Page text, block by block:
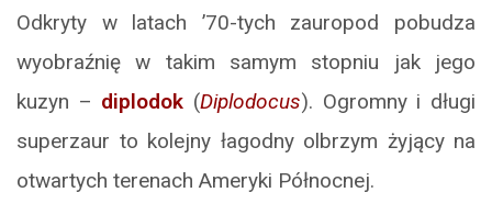
Odkryty w latach ’70-tych zauropod pobudza
wyobraźnię w takim samym stopniu jak jego
kuzyn – diplodok (Diplodocus). Ogromny i długi
superzaur to kolejny łagodny olbrzym żyjący na
otwartych terenach Ameryki Północnej.